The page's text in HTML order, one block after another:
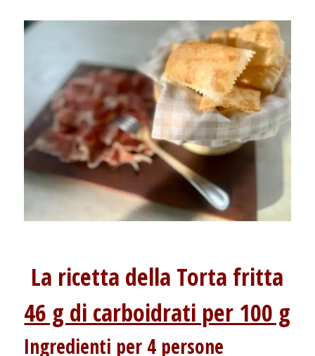
La ricetta della Torta fritta
46 g di carboidrati per 100 g
Ingredienti per 4 persone